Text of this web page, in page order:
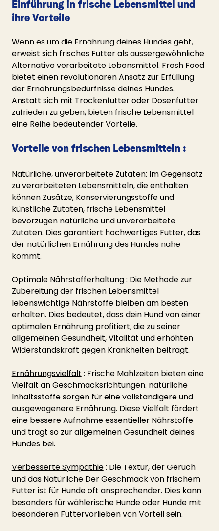
Einführung in frische Lebensmittel und
ihre Vorteile
Wenn es um die Ernährung deines Hundes geht,
erweist sich frisches Futter als aussergewöhnliche
Alternative verarbeitete Lebensmittel. Fresh Food
bietet einen revolutionären Ansatz zur Erfüllung
der Ernährungsbedürfnisse deines Hundes.
Anstatt sich mit Trockenfutter oder Dosenfutter
zufrieden zu geben, bieten frische Lebensmittel
eine Reihe bedeutender Vorteile.
Vorteile von frischen Lebensmitteln :
Natürliche, unverarbeitete Zutaten: Im Gegensatz
zu verarbeiteten Lebensmitteln, die enthalten
können Zusätze, Konservierungsstoffe und
künstliche Zutaten, frische Lebensmittel
bevorzugen natürliche und unverarbeitete
Zutaten. Dies garantiert hochwertiges Futter, das
der natürlichen Ernährung des Hundes nahe
kommt.
Optimale Nährstofferhaltung : Die Methode zur
Zubereitung der frischen Lebensmittel
lebenswichtige Nährstoffe bleiben am besten
erhalten. Dies bedeutet, dass dein Hund von einer
optimalen Ernährung profitiert, die zu seiner
allgemeinen Gesundheit, Vitalität und erhöhten
Widerstandskraft gegen Krankheiten beiträgt.
Ernährungsvielfalt : Frische Mahlzeiten bieten eine
Vielfalt an Geschmacksrichtungen. natürliche
Inhaltsstoffe sorgen für eine vollständigere und
ausgewogenere Ernährung. Diese Vielfalt fördert
eine bessere Aufnahme essentieller Nährstoffe
und trägt so zur allgemeinen Gesundheit deines
Hundes bei.
Verbesserte Sympathie : Die Textur, der Geruch
und das Natürliche Der Geschmack von frischem
Futter ist für Hunde oft ansprechender. Dies kann
besonders für wählerische Hunde oder Hunde mit
besonderen Futtervorlieben von Vorteil sein.